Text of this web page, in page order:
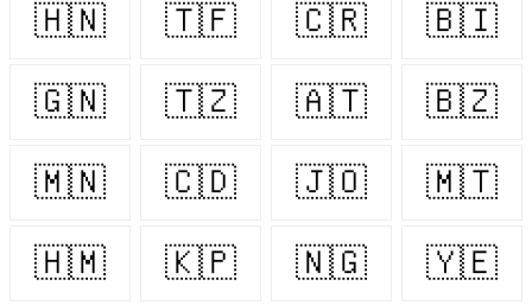
🇭🇳 🇹🇫 🇨🇷 🇧🇮
🇬🇳 🇹🇿 🇦🇹 🇧🇿
🇲🇳 🇨🇩 🇯🇴 🇲🇹
🇭🇲 🇰🇵 🇳🇬 🇾🇪